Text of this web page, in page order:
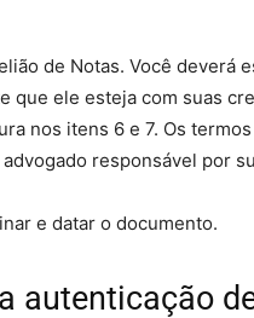
de Notas. Você deverá
que ele esteja com suas
nos itens 6 e 7. Os
responsável por
e datar o documento.
autenticação